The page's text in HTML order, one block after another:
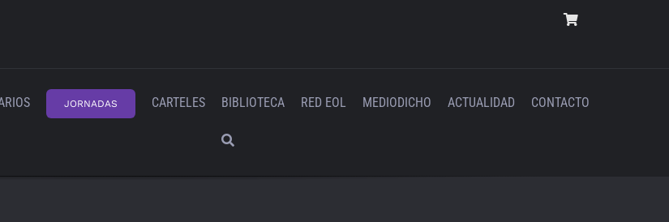
JORNADAS CARTELES BIBLIOTECA RED EOL MEDIODICHO ACTUALIDAD CONTACTO